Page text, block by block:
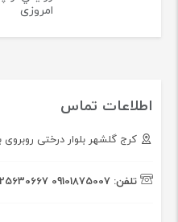
امروزی
اطلاعات تماس
کرج گلشهر بلوار درختی
تلفن: 09101875007